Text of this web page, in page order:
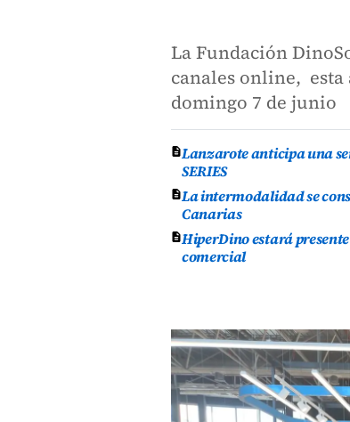
La Fundación
canales online,
domingo 7 de junio
Lanzarote anticipa una
SERIES
La intermodalidad se
Canarias
HiperDino estará
comercial